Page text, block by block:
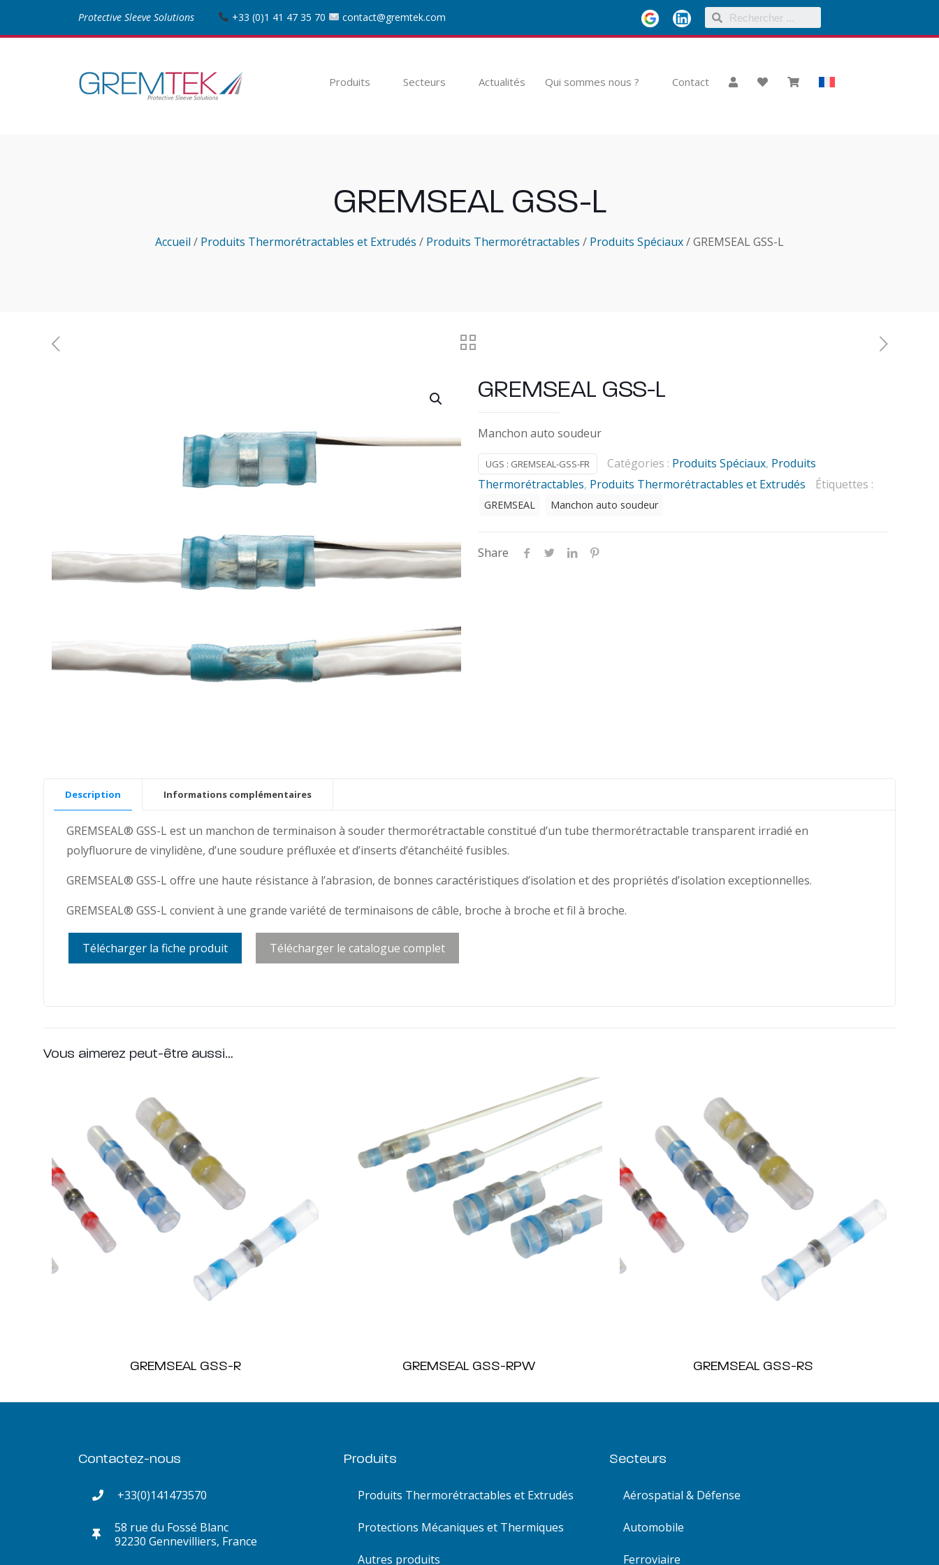
Protective Sleeve Solutions +33 (0)1 41 47 35 70 contact@gremtek.com
Produits Secteurs Actualités Qui sommes nous ? Contact
GREMSEAL GSS-L
Accueil / Produits Thermorétractables et Extrudés / Produits Thermorétractables / Produits Spéciaux/ GREMSEAL GSS-L
GREMSEAL GSS-L
Manchon auto soudeur
UGS : GREMSEAL-GSS-FR Catégories : Produits Spéciaux, Produits
Thermorétractables, Produits Thermorétractables et Extrudés Étiquettes :
GREMSEAL Manchon auto soudeur
Share
Description Informations complémentaires
GREMSEAL® GSS-L est un manchon de terminaison à souder thermorétractable constitué d’un tube thermorétractable transparent irradié en
polyfluorure de vinylidène, d’une soudure préfluxée et d’inserts d’étanchéité fusibles.
GREMSEAL® GSS-L offre une haute résistance à l’abrasion, de bonnes caractéristiques d’isolation et des propriétés d’isolation exceptionnelles.
GREMSEAL® GSS-L convient à une grande variété de terminaisons de câble, broche à broche et fil à broche.
Télécharger la fiche produit Télécharger le catalogue complet
Vous aimerez peut-être aussi…
GREMSEAL GSS-R GREMSEAL GSS-RPW GREMSEAL GSS-RS
Contactez-nous
+33(0)141473570
58 rue du Fossé Blanc
92230 Gennevilliers, France
Produits
Produits Thermorétractables et Extrudés
Protections Mécaniques et Thermiques
Autres produits
Secteurs
Aérospatial & Défense
Automobile
Ferroviaire